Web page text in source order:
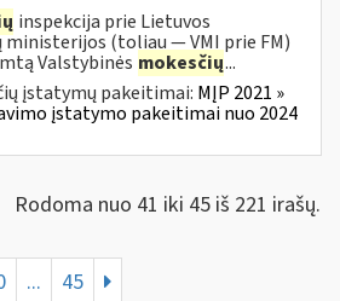
inspekcija prie Lietuvos
ministerijos (toliau ― VMI prie FM)
Valstybinės mokesčių...
įstatymų pakeitimai: MĮP 2021 »
įstatymo pakeitimai nuo 2024
Rodoma nuo 41 iki 45 iš 221 irašų.
... 45